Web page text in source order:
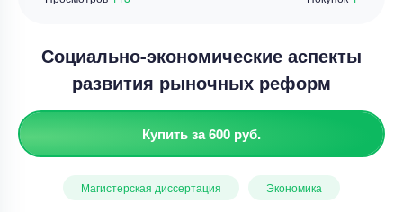
Социально-экономические аспекты
развития рыночных реформ
Купить за 600 руб.
Магистерская диссертация Экономика